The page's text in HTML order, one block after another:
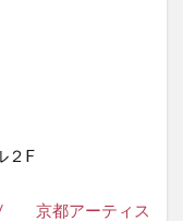
２F
京都アーティス